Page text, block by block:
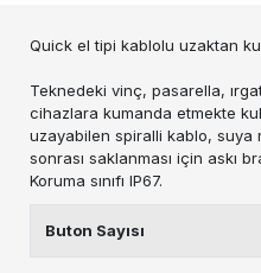
Quick el tipi kablolu uzaktan
Teknedeki vinç, pasarella,
cihazlara kumanda etmekte
uzayabilen spiralli kablo, suya
sonrası saklanması için askı
Koruma sınıfı IP67.
Buton Sayısı